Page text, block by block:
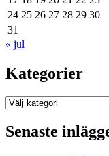
24 25 26 27 28 29 30
31
« jul
Kategorier
Kategorier
Senaste